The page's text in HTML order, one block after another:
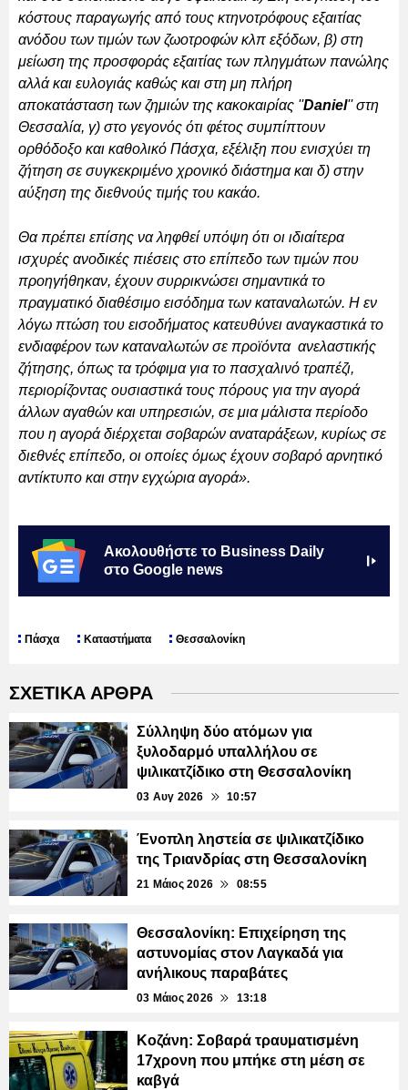
κόστους παραγωγής από τους κτηνοτρόφους εξαιτίας
ανόδου των τιμών των ζωοτροφών κλπ εξόδων, β) στη
μείωση της προσφοράς εξαιτίας των πληγμάτων πανώλης
αλλά και ευλογιάς καθώς και στη μη πλήρη
αποκατάσταση των ζημιών της κακοκαιρίας ''Daniel'' στη
Θεσσαλία, γ) στο γεγονός ότι φέτος συμπίπτουν
ορθόδοξο και καθολικό Πάσχα, εξέλιξη που ενισχύει τη
ζήτηση σε συγκεκριμένο χρονικό διάστημα και δ) στην
αύξηση της διεθνούς τιμής του κακάο.
Θα πρέπει επίσης να ληφθεί υπόψη ότι οι ιδιαίτερα
ισχυρές ανοδικές πιέσεις στο επίπεδο των τιμών που
προηγήθηκαν, έχουν συρρικνώσει σημαντικά το
πραγματικό διαθέσιμο εισόδημα των καταναλωτών. Η εν
λόγω πτώση του εισοδήματος κατευθύνει αναγκαστικά το
ενδιαφέρον των καταναλωτών σε προϊόντα ανελαστικής
ζήτησης, όπως τα τρόφιμα για το πασχαλινό τραπέζι,
περιορίζοντας ουσιαστικά τους πόρους για την αγορά
άλλων αγαθών και υπηρεσιών, σε μια μάλιστα περίοδο
που η αγορά διέρχεται σοβαρών αναταράξεων, κυρίως σε
διεθνές επίπεδο, οι οποίες όμως έχουν σοβαρό αρνητικό
αντίκτυπο και στην εγχώρια αγορά».
Ακολουθήστε το Business Daily
στο Google news
Πάσχα Καταστήματα Θεσσαλονίκη
ΣΧΕΤΙΚΑ ΑΡΘΡΑ
Σύλληψη δύο ατόμων για
ξυλοδαρμό υπαλλήλου σε
ψιλικατζίδικο στη Θεσσαλονίκη
03 Αυγ 2026 10:57
Ένοπλη ληστεία σε ψιλικατζίδικο
της Τριανδρίας στη Θεσσαλονίκη
21 Μάιος 2026 08:55
Θεσσαλονίκη: Επιχείρηση της
αστυνομίας στον Λαγκαδά για
ανήλικους παραβάτες
03 Μάιος 2026 13:18
Κοζάνη: Σοβαρά τραυματισμένη
17χρονη που μπήκε στη μέση σε
καβγά